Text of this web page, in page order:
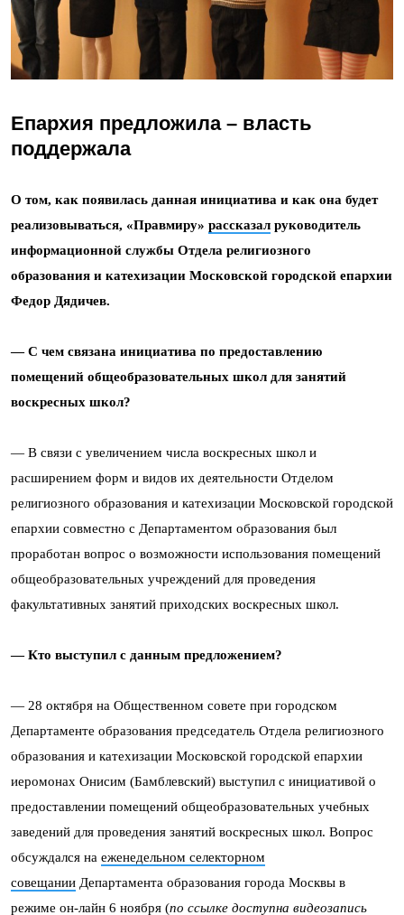
Епархия предложила – власть
поддержала
О том, как появилась данная инициатива и как она будет
реализовываться, «Правмиру» рассказал руководитель
информационной службы Отдела религиозного
образования и катехизации Московской городской епархии
Федор Дядичев.
— C чем связана инициатива по предоставлению
помещений общеобразовательных школ для занятий
воскресных школ?
— В связи с увеличением числа воскресных школ и
расширением форм и видов их деятельности Отделом
религиозного образования и катехизации Московской городской
епархии совместно с Департаментом образования был
проработан вопрос о возможности использования помещений
общеобразовательных учреждений для проведения
факультативных занятий приходских воскресных школ.
— Кто выступил с данным предложением?
— 28 октября на Общественном совете при городском
Департаменте образования председатель Отдела религиозного
образования и катехизации Московской городской епархии
иеромонах Онисим (Бамблевский) выступил с инициативой о
предоставлении помещений общеобразовательных учебных
заведений для проведения занятий воскресных школ. Вопрос
обсуждался на еженедельном селекторном
совещании Департамента образования города Москвы в
режиме он-лайн 6 ноября (по ссылке доступна видеозапись